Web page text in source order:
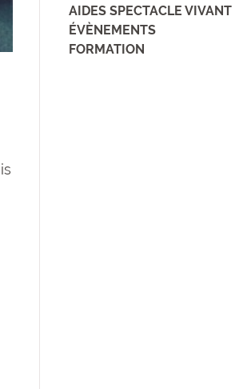
AIDES SPECTACLE VIVANT
ÉVÈNEMENTS
FORMATION